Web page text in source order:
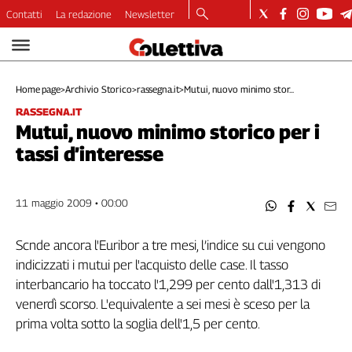
Video
Dirette
Longform
Copertine
Economia
Ambiente
Welfare
Italia
Internazionale
Culture
Categorie
Contatti La redazione Newsletter
Home page>Archivio Storico>rassegna.it>Mutui, nuovo minimo stor...
RASSEGNA.IT
Mutui, nuovo minimo storico per i
tassi d’interesse
11 maggio 2009 • 00:00
Scnde ancora l'Euribor a tre mesi, l’indice su cui vengono
indicizzati i mutui per l'acquisto delle case. Il tasso
interbancario ha toccato l'1,299 per cento dall'1,313 di
venerdì scorso. L'equivalente a sei mesi è sceso per la
prima volta sotto la soglia dell'1,5 per cento.